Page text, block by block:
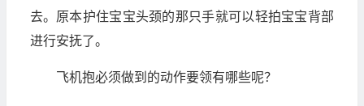
去。原本护住宝宝头颈的那只手就可以轻拍宝宝背部
进行安抚了。
飞机抱必须做到的动作要领有哪些呢？